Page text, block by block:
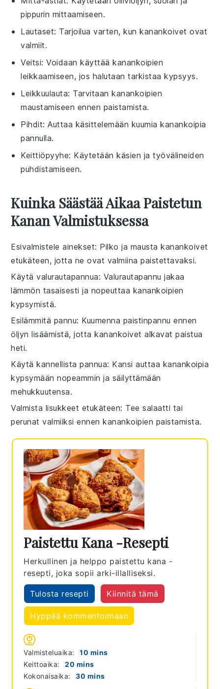
pippurin mittaamiseen.
Lautaset: Tarjoilua varten, kun kanankoivet ovat
valmiit.
Veitsi: Voidaan käyttää kanankoipien
leikkaamiseen, jos halutaan tarkistaa kypsyys.
Leikkuulauta: Tarvitaan kanankoipien
maustamiseen ennen paistamista.
Pihdit: Auttaa käsittelemään kuumia kanankoipia
pannulla.
Keittiöpyyhe: Käytetään käsien ja työvälineiden
puhdistamiseen.
Kuinka Säästää Aikaa Paistetun
Kanan Valmistuksessa
Esivalmistele ainekset: Pilko ja maustakanankoivet
etukäteen, jotta ne ovat valmiina paistettavaksi.
Käytä valurautapannua: Valurautapannu jakaa
lämmön tasaisesti ja nopeuttaa kanankoipien
kypsymistä.
Esilämmitä pannu: Kuumenna paistinpannu ennen
öljyn lisäämistä, jottakanankoivet alkavat paistua
heti.
Käytä kannellista pannua: Kansi auttaa kanankoipia
kypsymään nopeammin ja säilyttämään
mehukkuutensa.
Valmista lisukkeet etukäteen: Teesalaatti tai
perunat valmiiksi ennenkanankoipien paistamista.
Paistettu Kana -resepti
Herkullinen ja helppo paistettu kana -
resepti, joka sopii arki-illalliseksi.
Tulosta resepti Kiinnitä tämä
Hyppää kommentoimaan
Valmisteluaika: 10 minutes
mins
Keittoaika:
20 minutes
mins
Kokonaisaika:
30 minutes
mins